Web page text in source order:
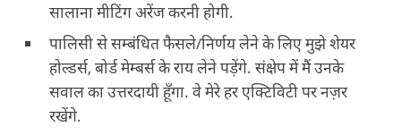
सालाना मीटिंग अरेंज करनी होगी.
पालिसी से सम्बंधित फैसले/निर्णय लेने के लिए मुझे शेयर
होल्डर्स, बोर्ड मेम्बर्स के राय लेने पड़ेंगे. संक्षेप में मैं उनके
सवाल का उत्तरदायी हूँगा. वे मेरे हर एक्टिविटी पर नज़र
रखेंगे.